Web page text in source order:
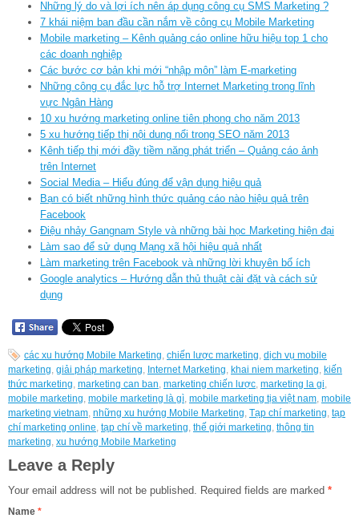
Những lý do và lợi ích nên áp dụng công cụ SMS Marketing ?
7 khái niệm ban đầu cần nắm về công cụ Mobile Marketing
Mobile marketing – Kênh quảng cáo online hữu hiệu top 1 cho
các doanh nghiệp
Các bước cơ bản khi mới “nhập môn” làm E-marketing
Những công cụ đắc lực hỗ trợ Internet Marketing trong lĩnh
vực Ngân Hàng
10 xu hướng marketing online tiên phong cho năm 2013
5 xu hướng tiếp thị nội dung nổi trong SEO năm 2013
Kênh tiếp thị mới đầy tiềm năng phát triển – Quảng cáo ảnh
trên Internet
Social Media – Hiểu đúng để vận dụng hiệu quả
Bạn có biết những hình thức quảng cáo nào hiệu quả trên
Facebook
Điệu nhảy Gangnam Style và những bài học Marketing hiện đại
Làm sao để sử dụng Mạng xã hội hiệu quả nhất
Làm marketing trên Facebook và những lời khuyên bổ ích
Google analytics – Hướng dẫn thủ thuật cài đặt và cách sử
dụng
các xu hướng Mobile Marketing, chiến lược marketing, dịch vụ mobile
marketing, giải pháp marketing, Internet Marketing, khai niem marketing, kiến
thức marketing, marketing can ban, marketing chiến lược, marketing la gi,
mobile marketing, mobile marketing là gì, mobile marketing tịa việt nam, mobile
marketing vietnam, những xu hướng Mobile Marketing, Tạp chí marketing, tạp
chí marketing online, tạp chí về marketing, thế giới marketing, thông tin
marketing, xu hướng Mobile Marketing
Leave a Reply
Your email address will not be published. Required fields are marked *
Name *